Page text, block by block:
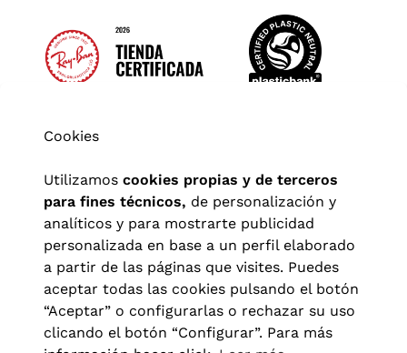
Aviso legal| Política de privacidad Términos y condiciones
Cookies
Utilizamos cookies propias y de terceros
para fines técnicos, de personalización y
analíticos y para mostrarte publicidad
personalizada en base a un perfil elaborado
a partir de las páginas que visites. Puedes
aceptar todas las cookies pulsando el botón
“Aceptar” o configurarlas o rechazar su uso
clicando el botón “Configurar”. Para más